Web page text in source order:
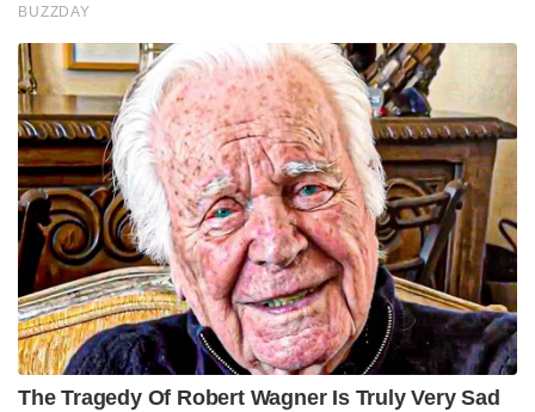
BUZZDAY
The Tragedy Of Robert Wagner Is Truly Very Sad